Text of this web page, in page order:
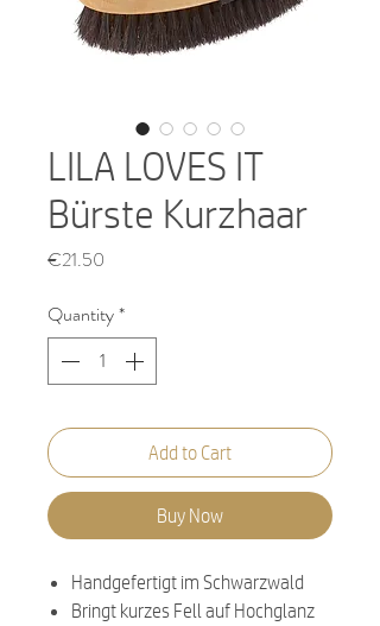
LILA LOVES IT
Bürste Kurzhaar
€21.50
Quantity*
Add to Cart
Buy Now
Handgefertigt im Schwarzwald
Bringt kurzes Fell auf Hochglanz